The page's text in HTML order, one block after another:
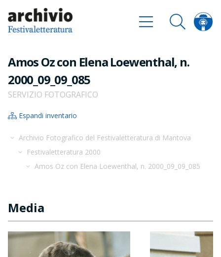
Amos Oz con Elena Loewenthal, n.
2000_09_09_085
SERVIZIO FOTOGRAFICO
Espandi inventario
Archivio Fotografico del Festivaletteratura di Mantova
Festivaletteratura 2000
Amos Oz con Elena Loewenthal, n. 2000_09_09_085
Media